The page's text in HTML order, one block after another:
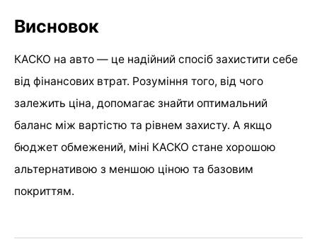
Висновок
КАСКО на авто — це надійний спосіб захистити себе
від фінансових втрат. Розуміння того, від чого
залежить ціна, допомагає знайти оптимальний
баланс між вартістю та рівнем захисту. А якщо
бюджет обмежений, міні КАСКО стане хорошою
альтернативою з меншою ціною та базовим
покриттям.